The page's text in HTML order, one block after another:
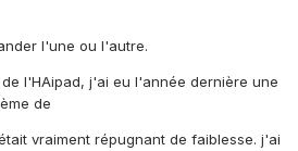
l'une ou l'autre.
l'HAipad, j'ai eu l'année dernière une
de
vraiment répugnant de faiblesse. j'ai